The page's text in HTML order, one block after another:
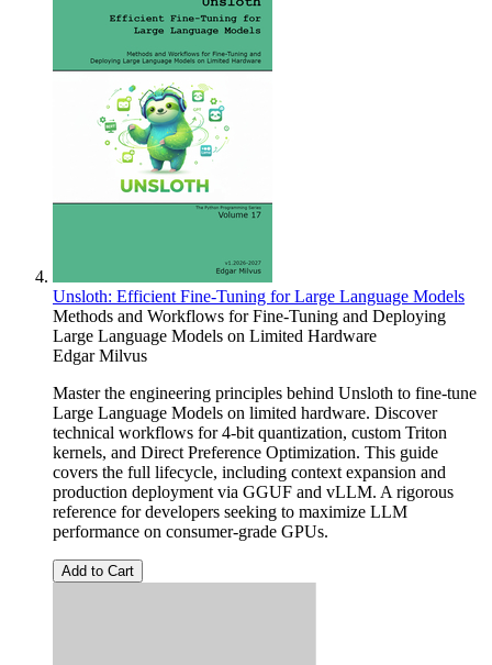
Unsloth: Efficient Fine-Tuning for Large Language Models
Methods and Workflows for Fine-Tuning and Deploying
Large Language Models on Limited Hardware
Edgar Milvus
Master the engineering principles behind Unsloth to fine-tune
Large Language Models on limited hardware. Discover
technical workflows for 4-bit quantization, custom Triton
kernels, and Direct Preference Optimization. This guide
covers the full lifecycle, including context expansion and
production deployment via GGUF and vLLM. A rigorous
reference for developers seeking to maximize LLM
performance on consumer-grade GPUs.
Add to Cart